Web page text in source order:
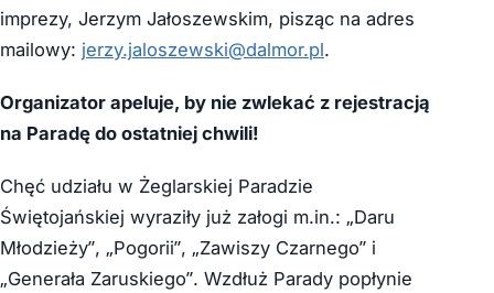
imprezy, Jerzym Jałoszewskim, pisząc na adres
mailowy: jerzy.jaloszewski@dalmor.pl.
Organizator apeluje, by nie zwlekać z rejestracją
na Paradę do ostatniej chwili!
Chęć udziału w Żeglarskiej Paradzie
Świętojańskiej wyraziły już załogi m.in.: „Daru
Młodzieży”, „Pogorii”, „Zawiszy Czarnego” i
„Generała Zaruskiego”. Wzdłuż Parady popłynie